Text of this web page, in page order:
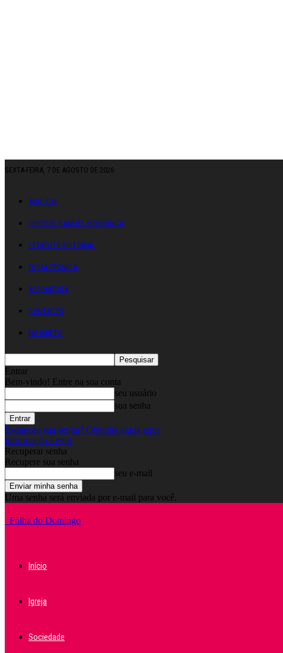
SEXTA-FEIRA, 7 DE AGOSTO DE 2026
ANO: CXII
DIRETOR: SAMUEL MENDONÇA
ESTATUTO EDITORIAL
FICHA TÉCNICA
ASSINATURA
CONTACTO
EM DIRETO
Entrar
Bem-vindo! Entre na sua conta
seu usuário
sua senha
Esqueceu sua senha? Obtenha ajuda aqui
Informação Legal
Recuperar senha
Recupere sua senha
seu e-mail
Uma senha será enviada por e-mail para você.
Folha do Domingo
Início
Igreja
Sociedade